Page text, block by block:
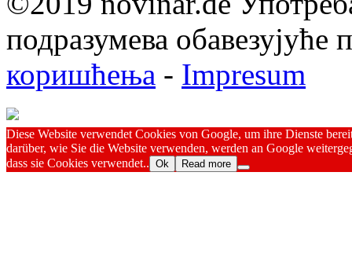
подразумева обавезујуће
коришћења - Impresum
Diese Website verwendet Cookies von Google, um ihre Dienste
darüber, wie Sie die Website verwenden, werden an Google
dass sie Cookies verwendet.. Ok Read more